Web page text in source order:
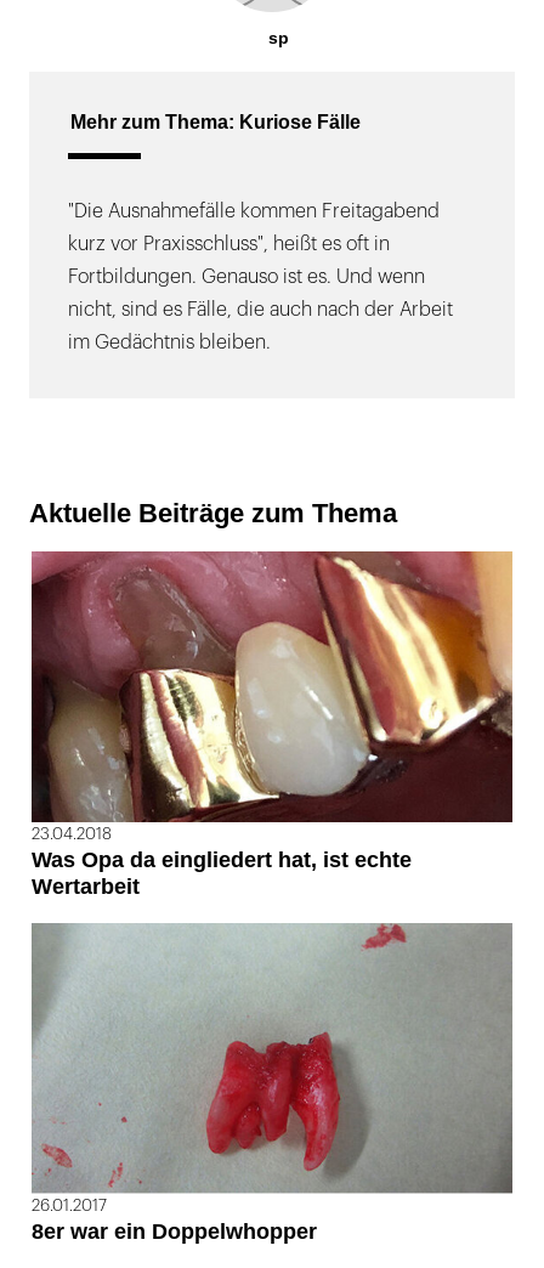
sp
Mehr zum Thema: Kuriose Fälle
"Die Ausnahmefälle kommen Freitagabend
kurz vor Praxisschluss", heißt es oft in
Fortbildungen. Genauso ist es. Und wenn
nicht, sind es Fälle, die auch nach der Arbeit
im Gedächtnis bleiben.
Aktuelle Beiträge zum Thema
23.04.2018
Was Opa da eingliedert hat, ist echte
Wertarbeit
26.01.2017
8er war ein Doppelwhopper